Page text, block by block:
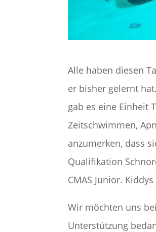
Alle haben diesen
er bisher gelernt
gab es eine Einheit
Zeitschwimmen,
anzumerken, dass
Qualifikation
CMAS Junior.
Wir möchten uns
Unterstützung